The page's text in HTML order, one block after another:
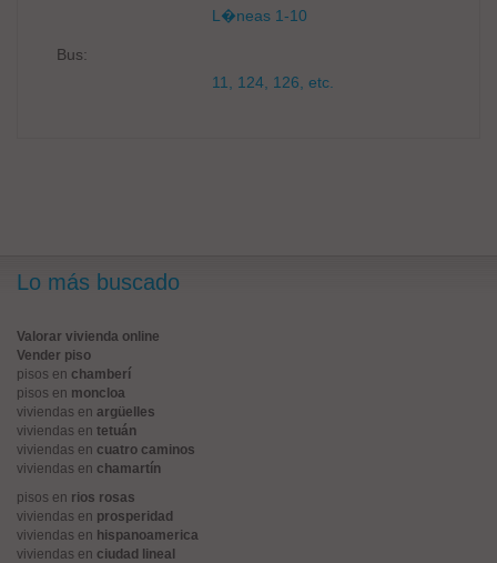
L�neas 1-10
Bus:
11, 124, 126, etc.
Lo más buscado
Valorar vivienda online
Vender piso
pisos en chamberí
pisos en moncloa
viviendas en argüelles
viviendas en tetuán
viviendas en cuatro caminos
viviendas en chamartín
pisos en rios rosas
viviendas en prosperidad
viviendas en hispanoamerica
viviendas en ciudad lineal